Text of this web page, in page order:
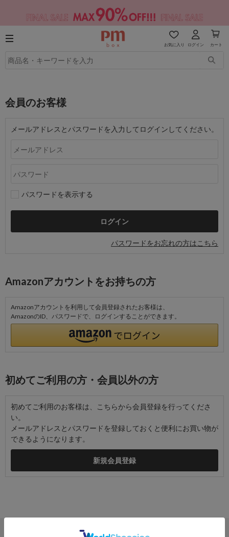
お気に入り ログイン カート
会員のお客様
メールアドレスとパスワードを入力してログインしてください。
パスワードを表示する
パスワードをお忘れの方はこちら
Amazonアカウントをお持ちの方
Amazonアカウントを利用して会員登録されたお客様は、
AmazonのID、パスワードで、ログインすることができます。
初めてご利用の方・会員以外の方
初めてご利用のお客様は、こちらから会員登録を行ってくださ
い。
メールアドレスとパスワードを登録しておくと便利にお買い物が
できるようになります。